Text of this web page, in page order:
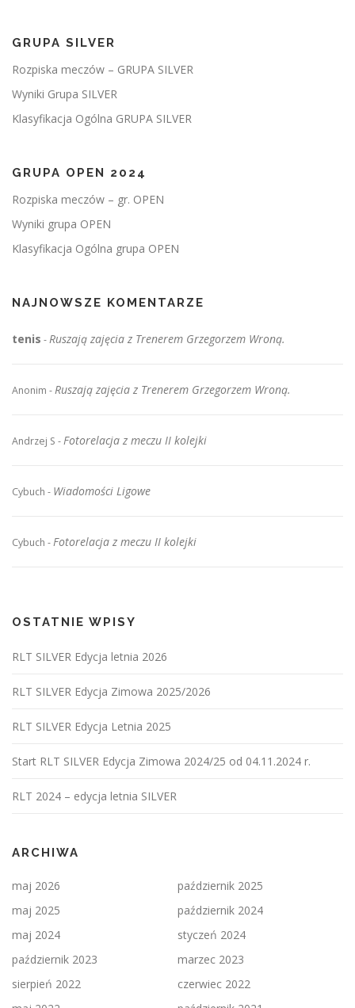
GRUPA SILVER
Rozpiska meczów – GRUPA SILVER
Wyniki Grupa SILVER
Klasyfikacja Ogólna GRUPA SILVER
GRUPA OPEN 2024
Rozpiska meczów – gr. OPEN
Wyniki grupa OPEN
Klasyfikacja Ogólna grupa OPEN
NAJNOWSZE KOMENTARZE
tenis - Ruszają zajęcia z Trenerem Grzegorzem Wroną.
Anonim - Ruszają zajęcia z Trenerem Grzegorzem Wroną.
Andrzej S - Fotorelacja z meczu II kolejki
Cybuch - Wiadomości Ligowe
Cybuch - Fotorelacja z meczu II kolejki
OSTATNIE WPISY
RLT SILVER Edycja letnia 2026
RLT SILVER Edycja Zimowa 2025/2026
RLT SILVER Edycja Letnia 2025
Start RLT SILVER Edycja Zimowa 2024/25 od 04.11.2024 r.
RLT 2024 – edycja letnia SILVER
ARCHIWA
maj 2026
październik 2025
maj 2025
październik 2024
maj 2024
styczeń 2024
październik 2023
marzec 2023
sierpień 2022
czerwiec 2022